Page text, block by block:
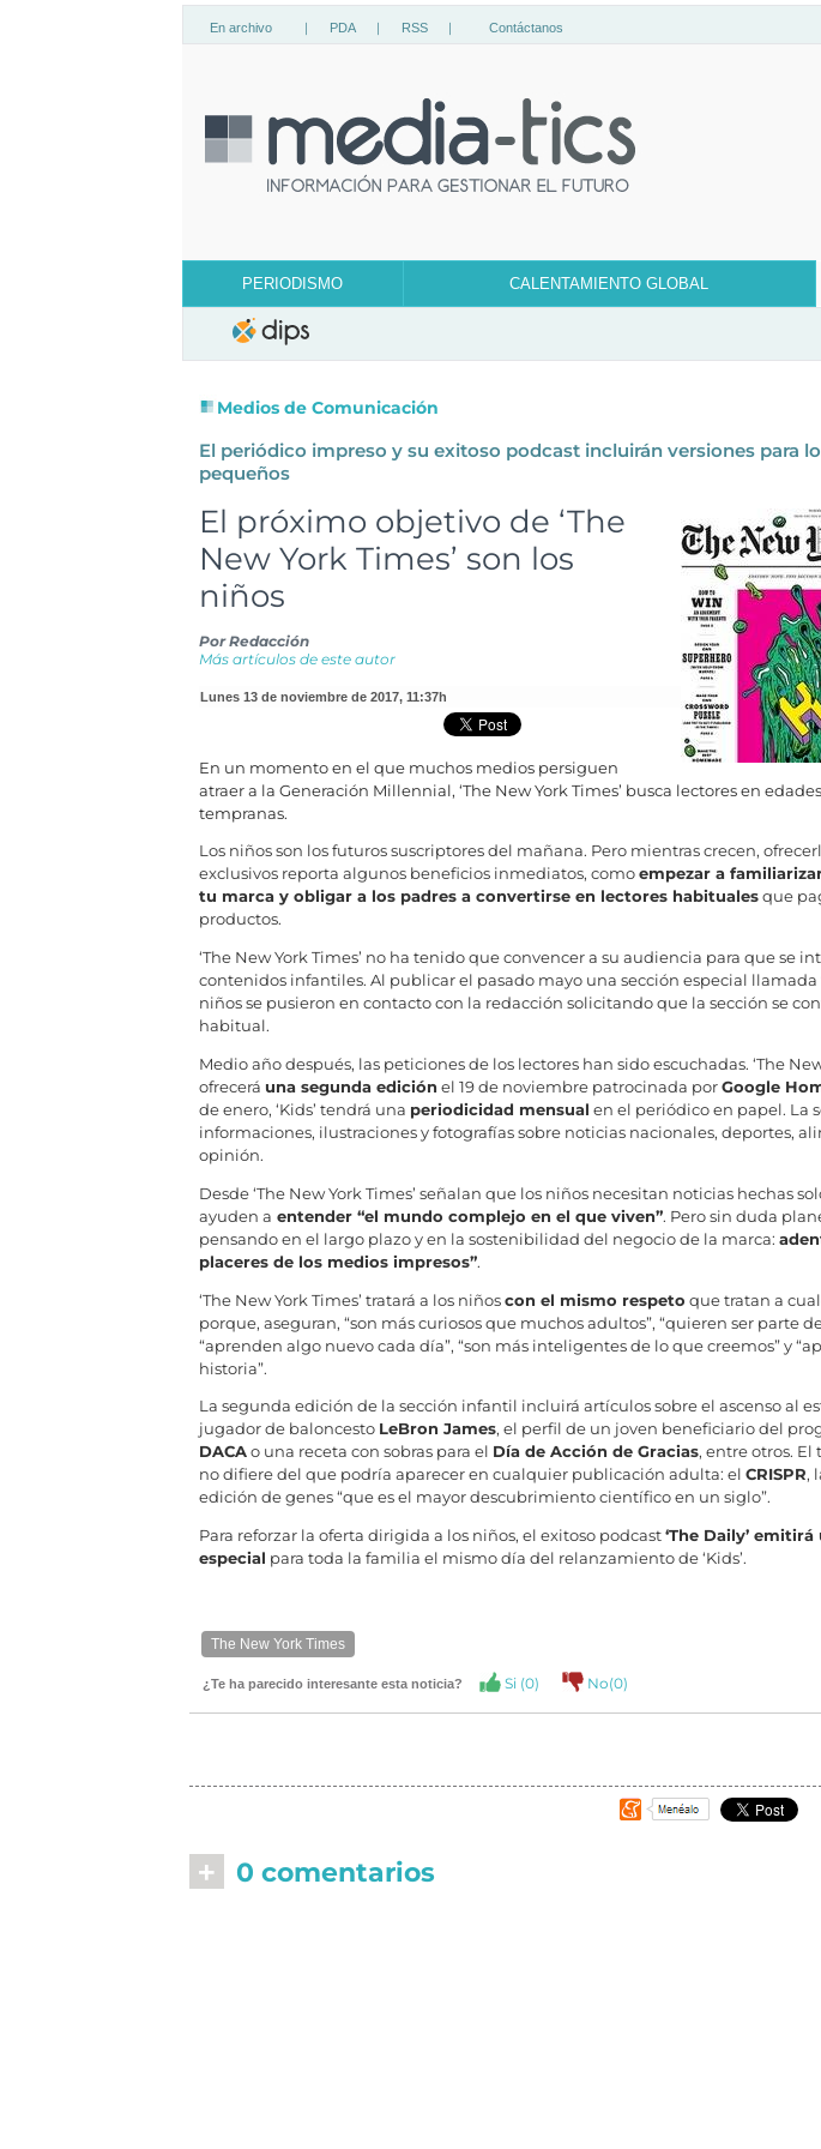
En archivo | PDA | RSS | Contáctanos
PERIODISMO CALENTAMIENTO GLOBAL
Medios de Comunicación
El periódico impreso y su exitoso podcast incluirán versiones para
pequeños
El próximo objetivo de ‘The
New York Times’ son los
niños
PorRedacción
Más artículos de este autor
lunes 13 de noviembre de 2017, 11:37h
En un momento en el que muchos medios persiguen
atraer a la Generación Millennial, ‘The New York Times’ busca lectores en
tempranas.
Los niños son los futuros suscriptores del mañana. Pero mientras crecen,
exclusivos reporta algunos beneficios inmediatos, como empezar a
tu marca y obligar a los padres a convertirse en lectores habitualesque
productos.
‘The New York Times’ no ha tenido que convencer a su audiencia para que se
contenidos infantiles. Al publicar el pasado mayo una sección especial llamada
niños se pusieron en contacto con la redacción solicitando que la sección se
habitual.
Medio año después, las peticiones de los lectores han sido escuchadas. ‘The New
ofrecerá una segunda edición el 19 de noviembre patrocinada por Google
de enero, ‘Kids’ tendrá una periodicidad mensual en el periódico en papel. La
informaciones, ilustraciones y fotografías sobre noticias nacionales, deportes,
opinión.
Desde ‘The New York Times’ señalan que los niños necesitan noticias hechas
ayuden a entender “el mundo complejo en el que viven”. Pero sin duda
pensando en el largo plazo y en la sostenibilidad del negocio de la marca:
placeres de los medios impresos”.
‘The New York Times’ tratará a los niños con el mismo respeto que tratan a
porque, aseguran, “son más curiosos que muchos adultos”, “quieren ser parte
“aprenden algo nuevo cada día”, “son más inteligentes de lo que creemos” y
historia”.
La segunda edición de la sección infantil incluirá artículos sobre el ascenso al
jugador de baloncesto LeBron James, el perfil de un joven beneficiario del
DACAo una receta con sobras para el Día de Acción de Gracias, entre otros.
no difiere del que podría aparecer en cualquier publicación adulta: el CRISPR,
edición de genes “que es el mayor descubrimiento científico en un siglo”.
Para reforzar la oferta dirigida a los niños, el exitoso podcast ‘The Daily’
especial para toda la familia el mismo día del relanzamiento de ‘Kids’.
The New York Times
¿Te ha parecido interesante esta noticia? Si (0) No(0)
+ 0 comentarios